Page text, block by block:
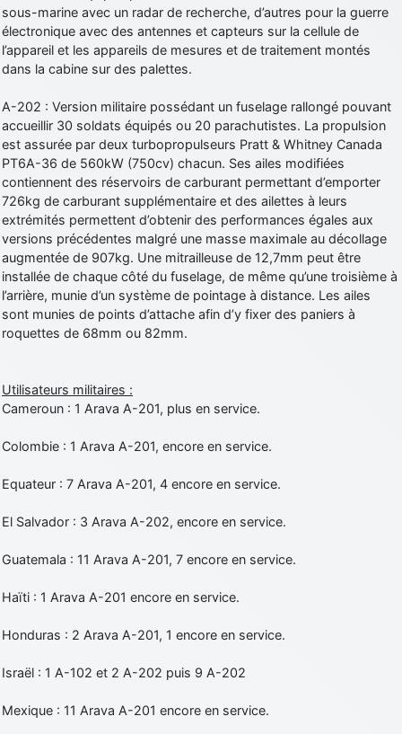
sous-marine avec un radar de recherche, d’autres pour la guerre
électronique avec des antennes et capteurs sur la cellule de
l’appareil et les appareils de mesures et de traitement montés
dans la cabine sur des palettes.
A-202 : Version militaire possédant un fuselage rallongé pouvant
accueillir 30 soldats équipés ou 20 parachutistes. La propulsion
est assurée par deux turbopropulseurs Pratt & Whitney Canada
PT6A-36 de 560kW (750cv) chacun. Ses ailes modifiées
contiennent des réservoirs de carburant permettant d’emporter
726kg de carburant supplémentaire et des ailettes à leurs
extrémités permettent d’obtenir des performances égales aux
versions précédentes malgré une masse maximale au décollage
augmentée de 907kg. Une mitrailleuse de 12,7mm peut être
installée de chaque côté du fuselage, de même qu’une troisième à
l’arrière, munie d’un système de pointage à distance. Les ailes
sont munies de points d’attache afin d’y fixer des paniers à
roquettes de 68mm ou 82mm.
Utilisateurs militaires :
Cameroun : 1 Arava A-201, plus en service.
Colombie : 1 Arava A-201, encore en service.
Equateur : 7 Arava A-201, 4 encore en service.
El Salvador : 3 Arava A-202, encore en service.
Guatemala : 11 Arava A-201, 7 encore en service.
Haïti : 1 Arava A-201 encore en service.
Honduras : 2 Arava A-201, 1 encore en service.
Israël : 1 A-102 et 2 A-202 puis 9 A-202
Mexique : 11 Arava A-201 encore en service.